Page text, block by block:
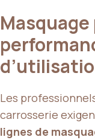
Les
carrosserie
lignes de